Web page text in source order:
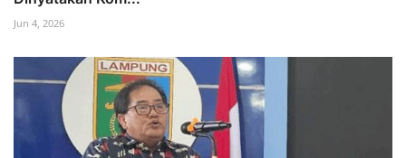
Jun 4, 2026